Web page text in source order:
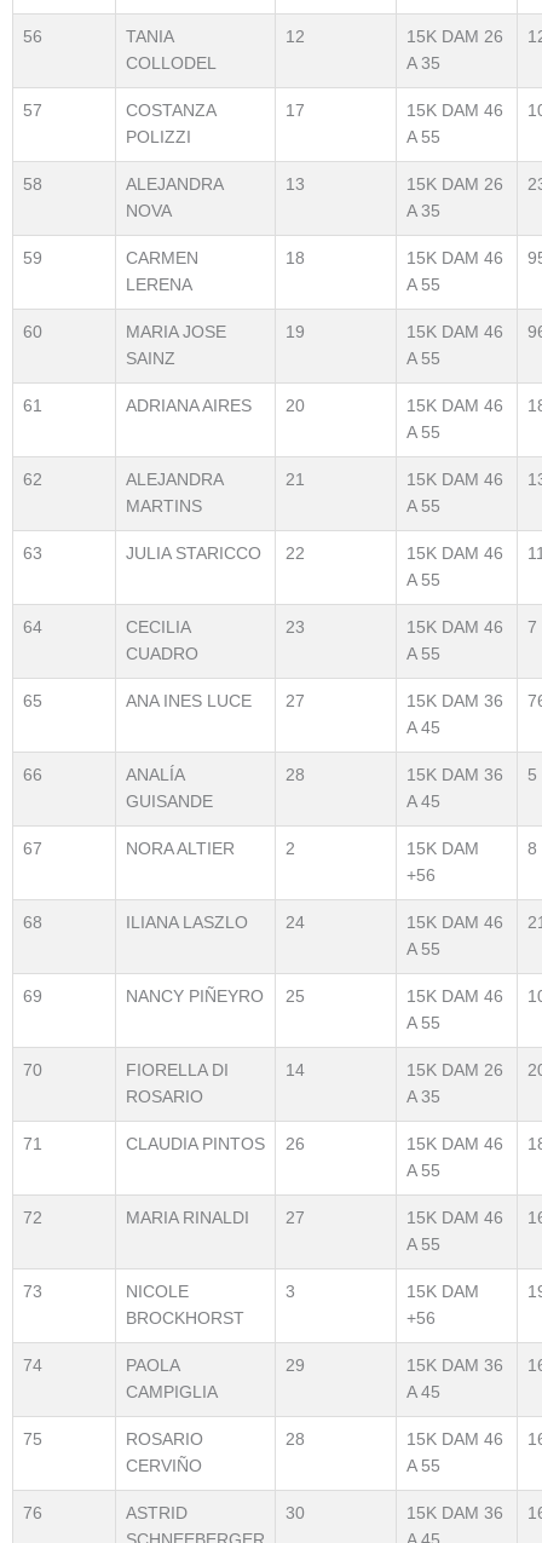
56
TANIA
COLLODEL
12
15K DAM 26
A 35
57
COSTANZA
POLIZZI
17
15K DAM 46
A 55
58
ALEJANDRA
NOVA
13
15K DAM 26
A 35
59
CARMEN
LERENA
18
15K DAM 46
A 55
60
MARIA JOSE
SAINZ
19
15K DAM 46
A 55
61 ADRIANA AIRES 20
15K DAM 46
A 55
62
ALEJANDRA
MARTINS
21
15K DAM 46
A 55
63 JULIA STARICCO 22
15K DAM 46
A 55
64
CECILIA
CUADRO
23
15K DAM 46
A 55
7
65 ANA INES LUCE 27
15K DAM 36
A 45
66
ANALÍA
GUISANDE
28
15K DAM 36
A 45
5
67 NORA ALTIER 2
15K DAM
+56
8
68 ILIANA LASZLO 24
15K DAM 46
A 55
69 NANCY PIÑEYRO 25
15K DAM 46
A 55
70
FIORELLA DI
ROSARIO
14
15K DAM 26
A 35
71 CLAUDIA PINTOS 26
15K DAM 46
A 55
72 MARIA RINALDI 27
15K DAM 46
A 55
73
NICOLE
BROCKHORST
3
15K DAM
+56
74
PAOLA
CAMPIGLIA
29
15K DAM 36
A 45
75
ROSARIO
CERVIÑO
28
15K DAM 46
A 55
76
ASTRID
30
15K DAM 36